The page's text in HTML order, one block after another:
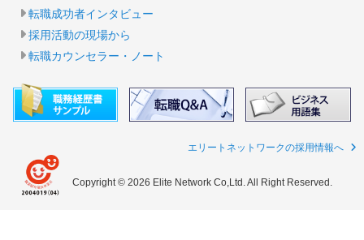
転職成功者インタビュー
採用活動の現場から
転職カウンセラー・ノート
エリートネットワークの採用情報へ
Copyright © 2026 Elite Network Co,Ltd. All Right Reserved.